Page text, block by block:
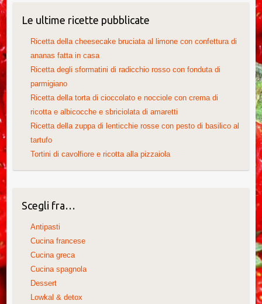
Le ultime ricette pubblicate
Ricetta della cheesecake bruciata al limone con confettura di
ananas fatta in casa
Ricetta degli sformatini di radicchio rosso con fonduta di
parmigiano
Ricetta della torta di cioccolato e nocciole con crema di
ricotta e albicocche e sbriciolata di amaretti
Ricetta della zuppa di lenticchie rosse con pesto di basilico al
tartufo
Tortini di cavolfiore e ricotta alla pizzaiola
Scegli fra…
Antipasti
Cucina francese
Cucina greca
Cucina spagnola
Dessert
Lowkal & detox